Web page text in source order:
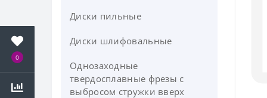
0
Диски пильные
Диски шлифовальные
Однозаходные
твердосплавные фрезы с
выбросом стружки вверх